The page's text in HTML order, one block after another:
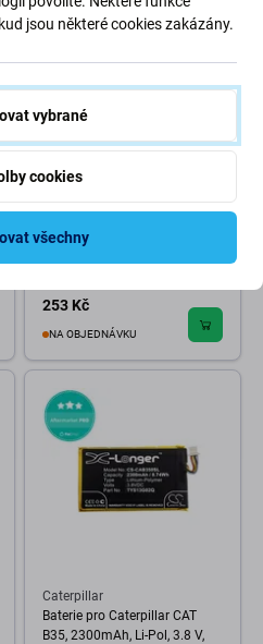
Caterpillar
Konektor + Flex Kabel
253 Kč
NA OBJEDNÁVKU
Caterpillar
Baterie pro Caterpillar CAT
B35, 2300mAh, Li-Pol, 3.8 V,
jsou některé cookies zakázány.
vybrané
cookies
všechny